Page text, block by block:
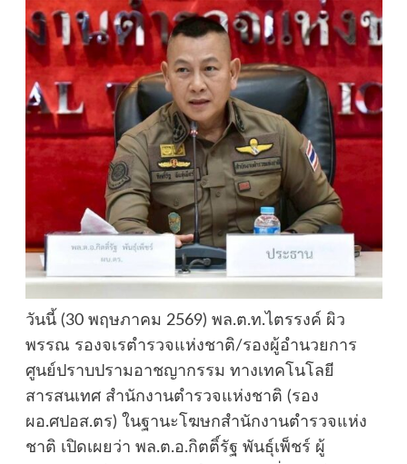
วันนี้ (30 พฤษภาคม 2569) พล.ต.ท.ไตรรงค์ ผิว
พรรณ รองจเรตำรวจแห่งชาติ/รองผู้อำนวยการ
ศูนย์ปราบปรามอาชญากรรม ทางเทคโนโลยี
สารสนเทศ สำนักงานตำรวจแห่งชาติ (รอง
ผอ.ศปอส.ตร) ในฐานะโฆษกสำนักงานตำรวจแห่ง
ชาติ เปิดเผยว่า พล.ต.อ.กิตติ์รัฐ พันธุ์เพ็ชร์ ผู้